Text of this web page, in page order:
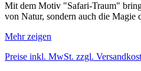
Mit dem Motiv "Safari-Traum"
von Natur, sondern auch die Magie
Mehr zeigen
Preise inkl. MwSt. zzgl.